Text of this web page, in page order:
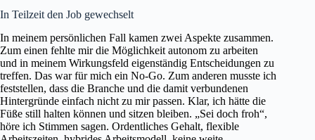
In Teilzeit den Job gewechselt
In meinem persönlichen Fall kamen zwei Aspekte zusammen.
Zum einen fehlte mir die Möglichkeit autonom zu arbeiten
und in meinem Wirkungsfeld eigenständig Entscheidungen zu
treffen. Das war für mich ein No-Go. Zum anderen musste ich
feststellen, dass die Branche und die damit verbundenen
Hintergründe einfach nicht zu mir passen. Klar, ich hätte die
Füße still halten können und sitzen bleiben. „Sei doch froh“,
höre ich Stimmen sagen. Ordentliches Gehalt, flexible